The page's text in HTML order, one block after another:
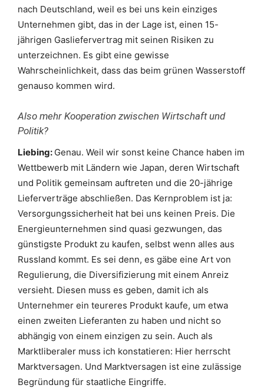
nach Deutschland, weil es bei uns kein einziges
Unternehmen gibt, das in der Lage ist, einen 15-
jährigen Gasliefervertrag mit seinen Risiken zu
unterzeichnen. Es gibt eine gewisse
Wahrscheinlichkeit, dass das beim grünen Wasserstoff
genauso kommen wird.
Also mehr Kooperation zwischen Wirtschaft und
Politik?
Liebing: Genau. Weil wir sonst keine Chance haben im
Wettbewerb mit Ländern wie Japan, deren Wirtschaft
und Politik gemeinsam auftreten und die 20-jährige
Lieferverträge abschließen. Das Kernproblem ist ja:
Versorgungssicherheit hat bei uns keinen Preis. Die
Energieunternehmen sind quasi gezwungen, das
günstigste Produkt zu kaufen, selbst wenn alles aus
Russland kommt. Es sei denn, es gäbe eine Art von
Regulierung, die Diversifizierung mit einem Anreiz
versieht. Diesen muss es geben, damit ich als
Unternehmer ein teureres Produkt kaufe, um etwa
einen zweiten Lieferanten zu haben und nicht so
abhängig von einem einzigen zu sein. Auch als
Marktliberaler muss ich konstatieren: Hier herrscht
Marktversagen. Und Marktversagen ist eine zulässige
Begründung für staatliche Eingriffe.